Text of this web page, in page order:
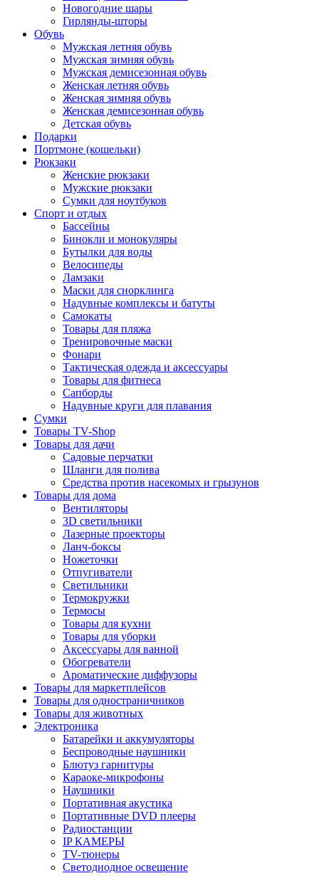
Новогодние шары
Гирлянды-шторы
Обувь
Мужская летняя обувь
Мужская зимняя обувь
Мужская демисезонная обувь
Женская летняя обувь
Женская зимняя обувь
Женская демисезонная обувь
Детская обувь
Подарки
Портмоне (кошельки)
Рюкзаки
Женские рюкзаки
Мужские рюкзаки
Сумки для ноутбуков
Спорт и отдых
Бассейны
Бинокли и монокуляры
Бутылки для воды
Велосипеды
Ламзаки
Маски для снорклинга
Надувные комплексы и батуты
Самокаты
Товары для пляжа
Тренировочные маски
Фонари
Тактическая одежда и аксессуары
Товары для фитнеса
Сапборды
Надувные круги для плавания
Сумки
Товары TV-Shop
Товары для дачи
Садовые перчатки
Шланги для полива
Средства против насекомых и грызунов
Товары для дома
Вентиляторы
3D светильники
Лазерные проекторы
Ланч-боксы
Ножеточки
Отпугиватели
Светильники
Термокружки
Термосы
Товары для кухни
Товары для уборки
Аксессуары для ванной
Обогреватели
Ароматические диффузоры
Товары для маркетплейсов
Товары для одностраничников
Товары для животных
Электроника
Батарейки и аккумуляторы
Беспроводные наушники
Блютуз гарнитуры
Караоке-микрофоны
Наушники
Портативная акустика
Портативные DVD плееры
Радиостанции
IP КАМЕРЫ
TV-тюнеры
Светодиодное освещение